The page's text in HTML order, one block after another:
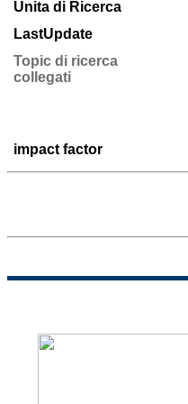
Unita di Ricerca
LastUpdate
Topic di ricerca
collegati
impact factor